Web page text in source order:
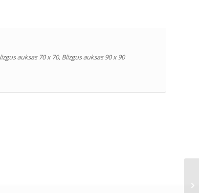
auksas 70 x 70, Blizgus auksas 90 x 90